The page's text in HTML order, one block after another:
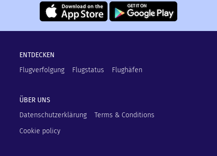
ENTDECKEN
Flugverfolgung
Flugstatus Flughäfen
ÜBER UNS
Datenschutzerklärung
Terms & Conditions
Cookie policy